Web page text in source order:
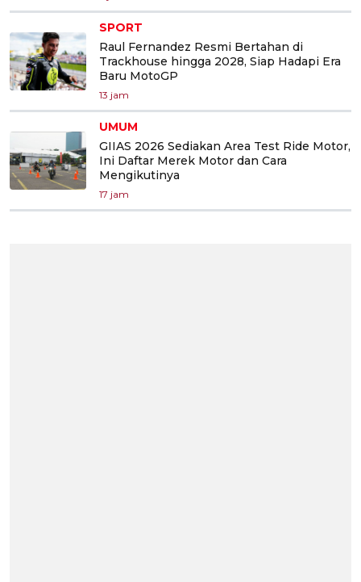
SPORT
Raul Fernandez Resmi Bertahan di
Trackhouse hingga 2028, Siap Hadapi Era
Baru MotoGP
13 jam
UMUM
GIIAS 2026 Sediakan Area Test Ride Motor,
Ini Daftar Merek Motor dan Cara
Mengikutinya
17 jam